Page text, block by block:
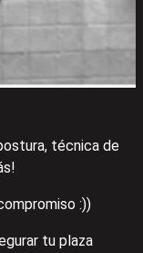
técnica de
:))
tu plaza